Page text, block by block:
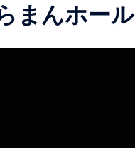
まんホール